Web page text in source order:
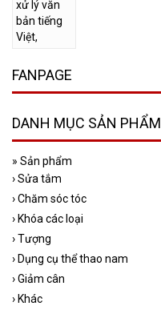
FANPAGE
DANH MỤC SẢN PHẨM
» Sản phẩm
›Sửa tắm
›Chăm sóc tóc
› Khóa các loại
›Tượng
› Dụng cụ thể thao nam
›Giảm cân
› Khác